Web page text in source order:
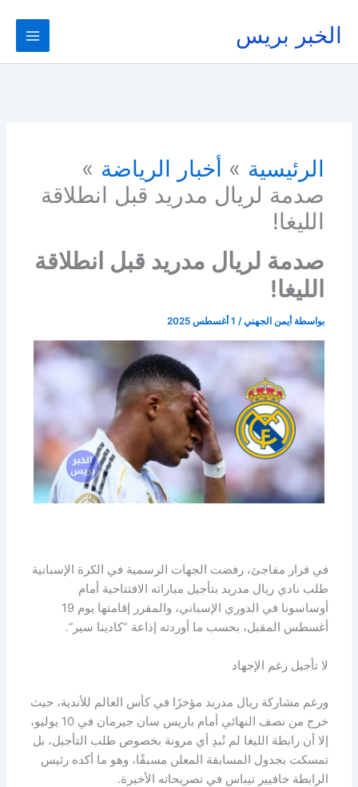
المحتوى
الخبر بريس
الرئيسية
أخبار الرياضة
صدمة لريال مدريد قبل انطلاقة
الليغا!
صدمة لريال مدريد قبل انطلاقة
الليغا!
بواسطة أيمن الجهني/ 1 أغسطس 2025
في قرار مفاجئ، رفضت الجهات الرسمية في الكرة الإسبانية
طلب نادي ريال مدريد بتأجيل مباراته الافتتاحية أمام
أوساسونا في الدوري الإسباني، والمقرر إقامتها يوم 19
أغسطس المقبل، بحسب ما أوردته إذاعة “كادينا سير”.
لا تأجيل رغم الإجهاد
ورغم مشاركة ريال مدريد مؤخرًا في كأس العالم للأندية، حيث
خرج من نصف النهائي أمام باريس سان جيرمان في 10 يوليو،
إلا أن رابطة الليغا لم تُبدِ أي مرونة بخصوص طلب التأجيل، بل
تمسكت بجدول المسابقة المعلن مسبقًا، وهو ما أكده رئيس
الرابطة خافيير تيباس في تصريحاته الأخيرة.